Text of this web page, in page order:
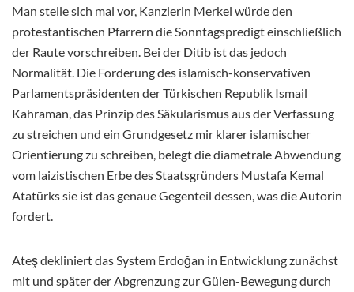
Man stelle sich mal vor, Kanzlerin Merkel würde den
protestantischen Pfarrern die Sonntagspredigt einschließlich
der Raute vorschreiben. Bei der Ditib ist das jedoch
Normalität. Die Forderung des islamisch-konservativen
Parlamentspräsidenten der Türkischen Republik Ismail
Kahraman, das Prinzip des Säkularismus aus der Verfassung
zu streichen und ein Grundgesetz mir klarer islamischer
Orientierung zu schreiben, belegt die diametrale Abwendung
vom laizistischen Erbe des Staatsgründers Mustafa Kemal
Atatürks sie ist das genaue Gegenteil dessen, was die Autorin
fordert.
Ateş dekliniert das System Erdoğan in Entwicklung zunächst
mit und später der Abgrenzung zur Gülen-Bewegung durch